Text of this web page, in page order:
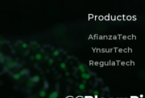
Productos
AfianzaTech
YnsurTech
RegulaTech